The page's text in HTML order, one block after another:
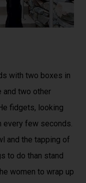
with two boxes in
and two other
fidgets, looking
every few seconds.
and the tapping of
to do than stand
women to wrap up